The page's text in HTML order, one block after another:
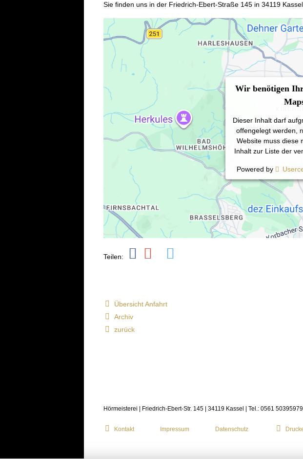
Sie finden uns in der Friedrich-Ebert-Straße 145 in 34119 Kassel
Wir benötigen
Dieser Inhalt darf
offengelegt werden,
Website muss diese
Inhalt zur Liste der
Powered by
Teilen:
Übersicht Anfahrt
Archiv
zurück
Hörmeisterei | Friedrich-Ebert-Str. 145 | 34119 Kassel | Tel.: 0561
Kontakt Impressum Datenschutz